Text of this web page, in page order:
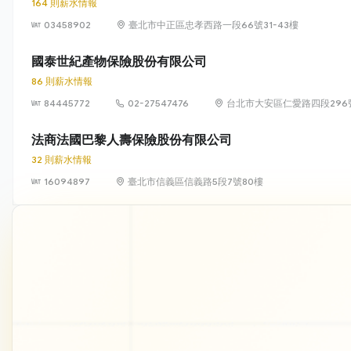
164 則薪水情報
03458902
臺北市中正區忠孝西路一段66號31-43樓
國泰世紀產物保險股份有限公司
86 則薪水情報
84445772
02-27547476 台北市大安區仁愛路四段296
法商法國巴黎人壽保險股份有限公司
32 則薪水情報
16094897
臺北市信義區信義路5段7號80樓